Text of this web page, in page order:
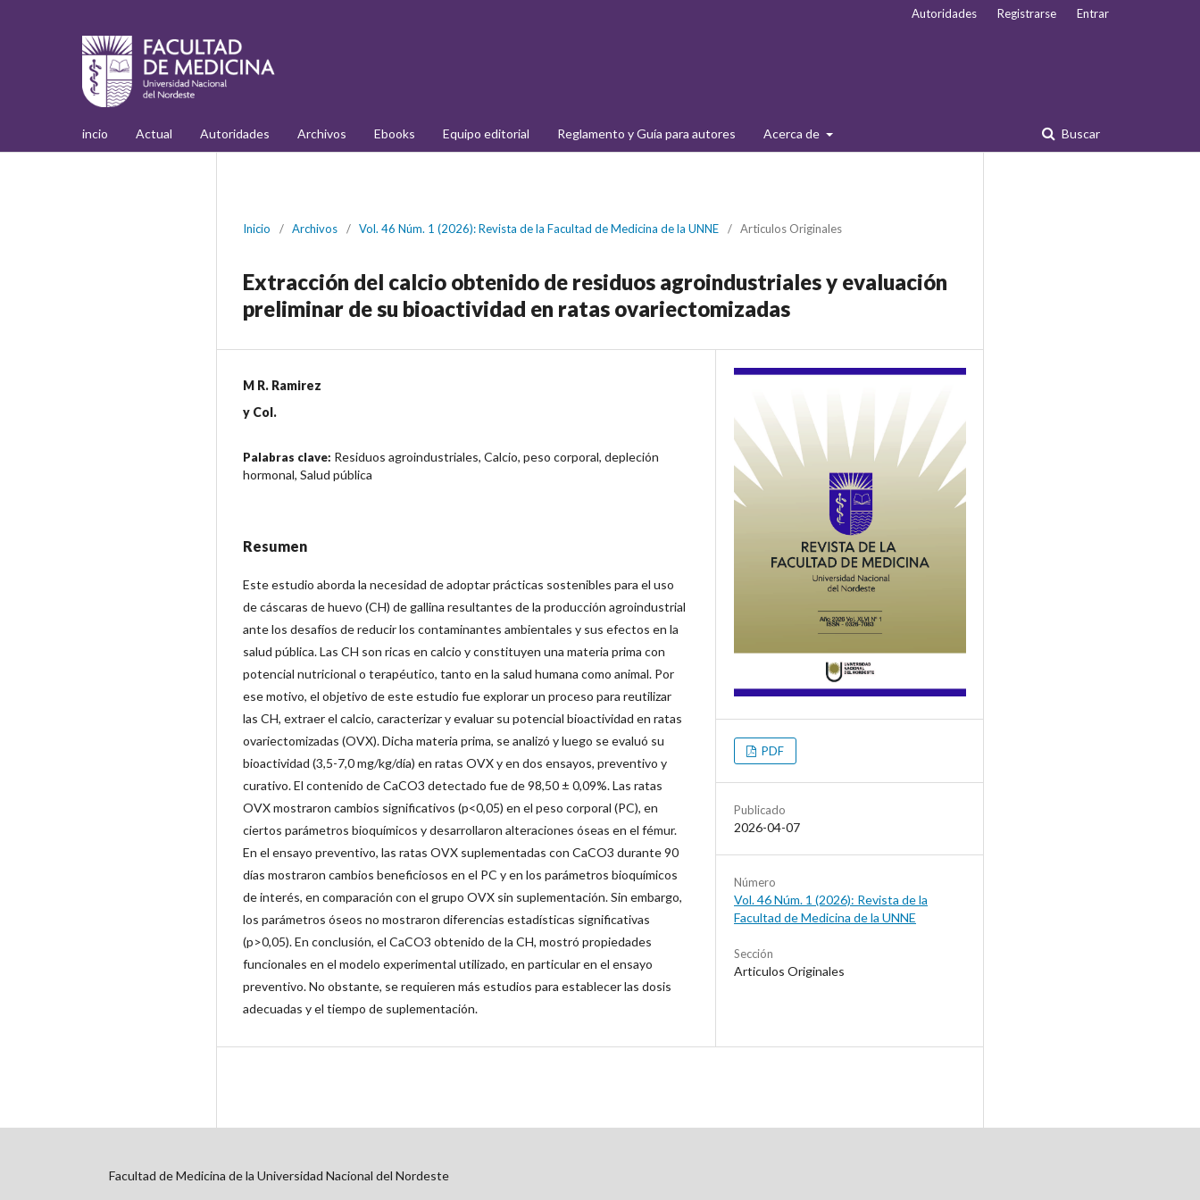
incio Actual Autoridades Archivos Ebooks Equipo editorial Reglamento y Guía para autores Acerca de Buscar
Autoridades Registrarse Entrar
Inicio / Archivos / Vol. 46 Núm. 1 (2026): Revista de la Facultad de Medicina de la UNNE / Articulos Originales
Extracción del calcio obtenido de residuos agroindustriales y evaluación
preliminar de su bioactividad en ratas ovariectomizadas
M R. Ramirez
y Col.
Palabras clave: Residuos agroindustriales, Calcio, peso corporal, depleción
hormonal, Salud pública
Resumen
Este estudio aborda la necesidad de adoptar prácticas sostenibles para el uso
de cáscaras de huevo (CH) de gallina resultantes de la producción agroindustrial
ante los desafíos de reducir los contaminantes ambientales y sus efectos en la
salud pública. Las CH son ricas en calcio y constituyen una materia prima con
potencial nutricional o terapéutico, tanto en la salud humana como animal. Por
ese motivo, el objetivo de este estudio fue explorar un proceso para reutilizar
las CH, extraer el calcio, caracterizar y evaluar su potencial bioactividad en ratas
ovariectomizadas (OVX). Dicha materia prima, se analizó y luego se evaluó su
bioactividad (3,5-7,0 mg/kg/día) en ratas OVX y en dos ensayos, preventivo y
curativo. El contenido de CaCO3 detectado fue de 98,50 ± 0,09%. Las ratas
OVX mostraron cambios significativos (p<0,05) en el peso corporal (PC), en
ciertos parámetros bioquímicos y desarrollaron alteraciones óseas en el fémur.
En el ensayo preventivo, las ratas OVX suplementadas con CaCO3 durante 90
días mostraron cambios beneficiosos en el PC y en los parámetros bioquímicos
de interés, en comparación con el grupo OVX sin suplementación. Sin embargo,
los parámetros óseos no mostraron diferencias estadísticas significativas
(p>0,05). En conclusión, el CaCO3 obtenido de la CH, mostró propiedades
funcionales en el modelo experimental utilizado, en particular en el ensayo
preventivo. No obstante, se requieren más estudios para establecer las dosis
adecuadas y el tiempo de suplementación.
PDF
Publicado
2026-04-07
Número
Vol. 46 Núm. 1 (2026): Revista de la
Facultad de Medicina de la UNNE
Sección
Articulos Originales
Facultad de Medicina de la Universidad Nacional del Nordeste